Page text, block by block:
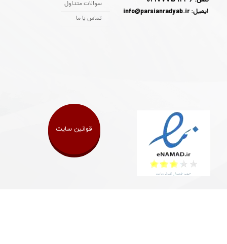
سوالات متداول
تماس با ما
ایمیل: info@parsianradyab.ir
قوانین سایت